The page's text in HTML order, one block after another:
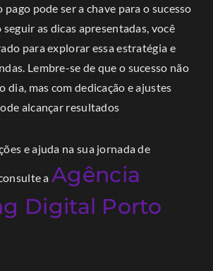
pode ser a chave para o sucesso
as dicas apresentadas, você
para explorar essa estratégia e
Lembre-se de que o sucesso não
dia, mas com dedicação e ajustes
alcançar resultados
e ajuda na sua jornada de
a Agência
Digital Porto